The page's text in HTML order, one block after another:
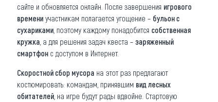
сайте и обновляется онлайн. После завершения игрового
времени участникам полагается угощение – бульон с
сухариками , поэтому каждому понадобится собственная
кружка , а для решения задач квеста – заряженный
смартфон с доступом в Интернет.
Скоростной сбор мусора на этот раз предлагают
костюмировать: командам, принявшим вид лесных
обитателей , на игре будут рады вдвойне. Стартовую